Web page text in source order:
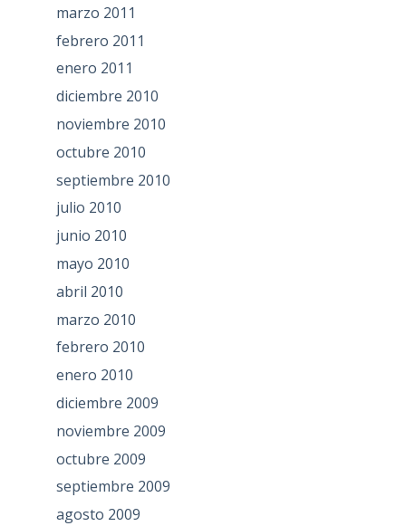
marzo 2011
febrero 2011
enero 2011
diciembre 2010
noviembre 2010
octubre 2010
septiembre 2010
julio 2010
junio 2010
mayo 2010
abril 2010
marzo 2010
febrero 2010
enero 2010
diciembre 2009
noviembre 2009
octubre 2009
septiembre 2009
agosto 2009